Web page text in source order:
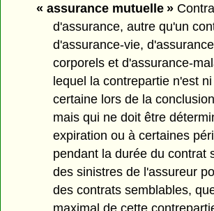
« assurance mutuelle »
d'assurance, autre qu'un
d'assurance-vie,
corporels et d'assurance-
lequel la contrepartie n'est
certaine lors de la
mais qui ne doit être
expiration ou à certaines
pendant la durée du contrat
des sinistres de l'assureur
des contrats semblables,
maximal de cette